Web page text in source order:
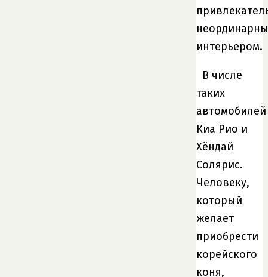
интерьером.
В числе
таких
автомобилей
Киа Рио и
Хёндай
Солярис.
Человеку,
который
желает
приобрести
корейского
коня,